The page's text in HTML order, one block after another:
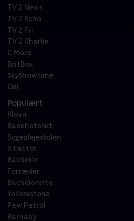
TV 2 News
TV 2 Echo
TV 2 Fri
TV 2 Charlie
C More
BritBox
SkyShowtime
Oiii
Populært
Klovn
Badehotellet
Sygeplejeskolen
X Factor
Bachelor
Forræder
Bachelorette
Yellowstone
Paw Patrol
Barnaby